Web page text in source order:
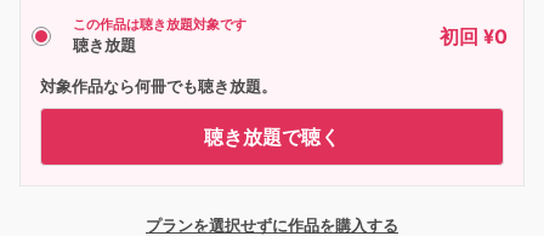
この作品は聴き放題対象です
聴き放題 初回 ¥0
対象作品なら何冊でも聴き放題。
聴き放題で聴く
プランを選択せずに作品を購入する